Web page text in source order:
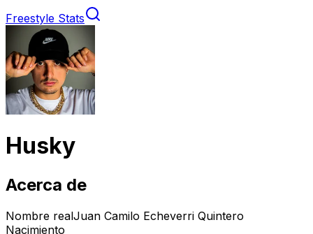
Freestyle Stats
Husky
Acerca de
Nombre realJuan Camilo Echeverri Quintero
Nacimiento